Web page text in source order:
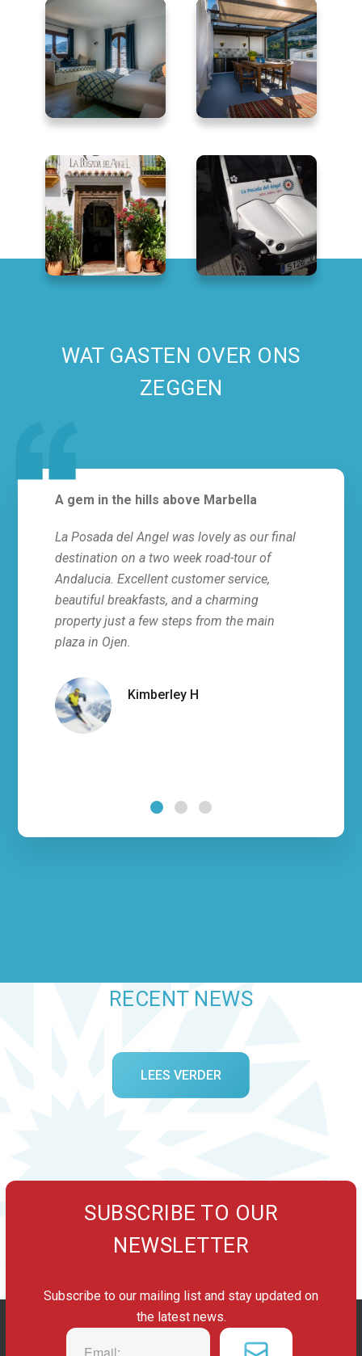
WAT GASTEN OVER ONS
ZEGGEN
A gem in the hills above Marbella
La Posada del Angel was lovely as our final
destination on a two week road-tour of
Andalucia. Excellent customer service,
beautiful breakfasts, and a charming
property just a few steps from the main
plaza in Ojen.
Kimberley H
RECENT NEWS
LEES VERDER
SUBSCRIBE TO OUR
NEWSLETTER
Subscribe to our mailing list and stay updated on
the latest news.